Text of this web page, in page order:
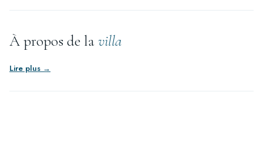
À propos de lavilla
Lire plus →